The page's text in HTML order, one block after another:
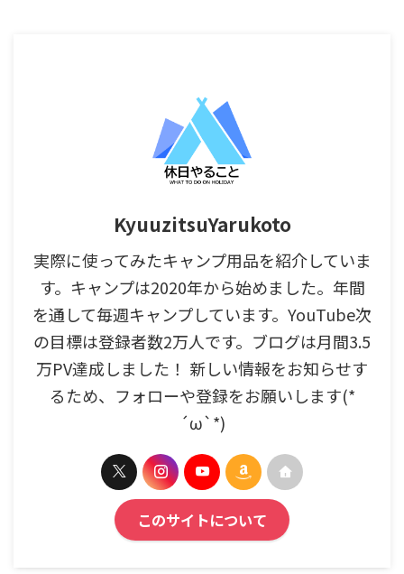
KyuuzitsuYarukoto
実際に使ってみたキャンプ用品を紹介していま
す。キャンプは2020年から始めました。年間
を通して毎週キャンプしています。YouTube次
の目標は登録者数2万人です。ブログは月間3.5
万PV達成しました！ 新しい情報をお知らせす
るため、フォローや登録をお願いします(*
´ω`*)
このサイトについて